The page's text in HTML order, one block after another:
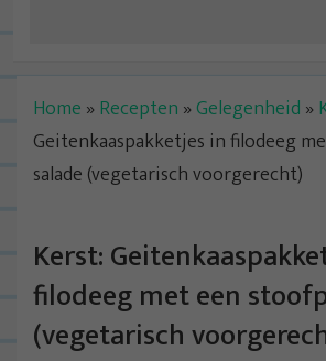
Home » Recepten » Gelegenheid »
Geitenkaaspakketjes in filodeeg
salade (vegetarisch voorgerecht)
Kerst:
filodeeg met een
(vegetarisch